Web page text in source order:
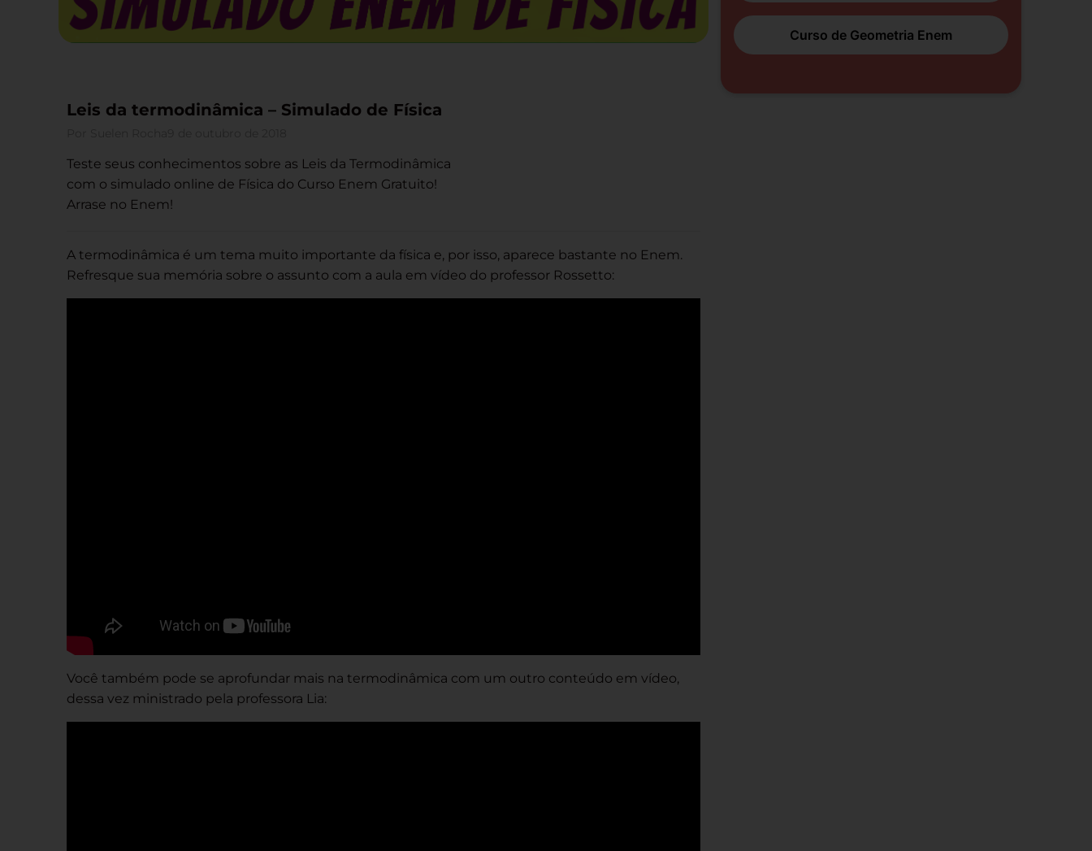
Leis da termodinâmica – Simulado de Física
Teste seus conhecimentos sobre as Leis da Termodinâmica
com o simulado online de Física do Curso Enem Gratuito!
Arrase no Enem!
A termodinâmica é um tema muito importante da física e, por isso, aparece bastante no Enem.
Refresque sua memória sobre o assunto com a aula em vídeo do professor Rossetto:
Você também pode se aprofundar mais na termodinâmica com um outro conteúdo em vídeo,
dessa vez ministrado pela professora Lia:
Curso de Geometria Enem